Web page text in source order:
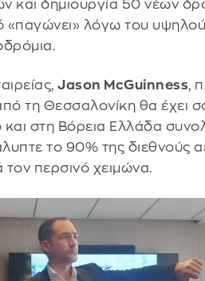
δημιουργία 50 νέων
«παγώνει» λόγω του
Jason McGuinness,
τη Θεσσαλονίκη θα έχει
στη Βόρεια Ελλάδα
το 90% της διεθνούς
περσινό χειμώνα.